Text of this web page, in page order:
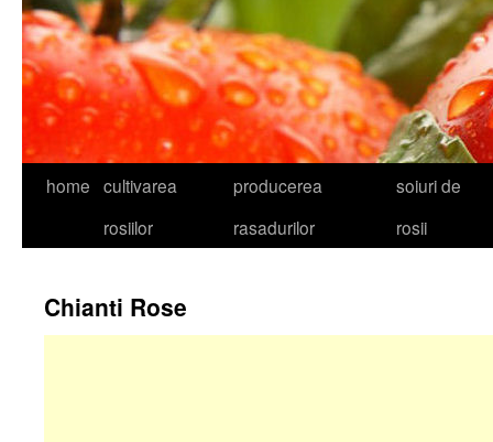
home cultivarea
rosiilor
producerea
rasadurilor
soiuri de
rosii
Chianti Rose